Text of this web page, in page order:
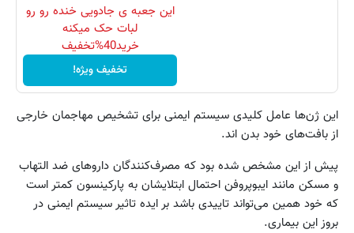
این جعبه ی جادویی خنده رو رو
لبات حک میکنه
خرید40%تخفیف
تخفیف ویژه!
این ژن‌ها عامل کلیدی سیستم ایمنی برای تشخیص مهاجمان خارجی
از بافت‌های خود بدن اند.
پیش از این مشخص شده بود که مصرف‌کنندگان داروهای ضد التهاب
و مسکن مانند ایبوپروفن احتمال ابتلایشان به پارکینسون کمتر است
که خود همین می‌تواند تاییدی باشد بر ایده تاثیر سیستم ایمنی در
بروز این بیماری.